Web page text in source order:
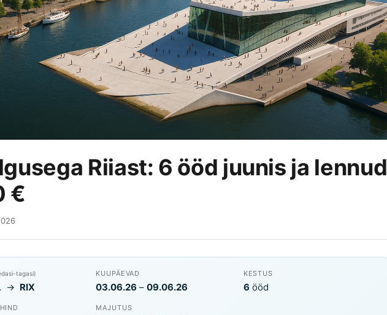
Riiast: 6 ööd juunis ja lennud
€
tagasi)
→ RIX
KUUPÄEVAD
03.06.26 –09.06.26
KESTUS
6 ööd
MAJUTUS